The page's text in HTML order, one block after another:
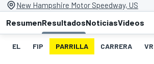
New Hampshire Motor Speedway, US
ResumenResultadosNoticiasVideos
EL FIP PARRILLA CARRERA VR